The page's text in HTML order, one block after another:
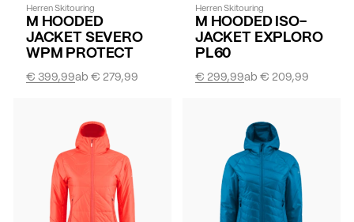
Herren Skitouring
M HOODED
JACKET SEVERO
WPM PROTECT
ab€ 279,99
€ 399,99
Herren Skitouring
M HOODED ISO-
JACKET EXPLORO
PL60
ab€ 209,99
€ 299,99